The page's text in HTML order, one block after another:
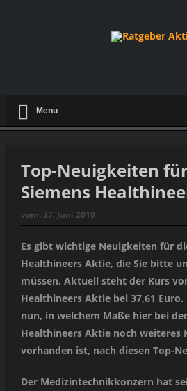
Menu
Top-Neuigkeiten
Siemens
vom: 27. Juni 2019
Es gibt wichtige Neuigkeiten für
Healthineers Aktie, die Sie bitte
müssen. Aktuell steht der Kurs
Healthineers Aktie bei 37,61 Euro.
nun, in welchem Maße hier bei
Healthineers Aktie noch weiteres
vorhanden ist, nach diesen Top-
Der Medizintechnikkonzern hat